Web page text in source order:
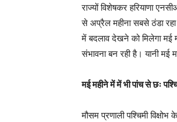
राज्यों विशेषकर हरियाणा
से अप्रैल महीना सबसे ठंडा
में बदलाव देखने को मिलेगा मई
संभावना बन रही है। यानी मई
मई महीने में में भी पांच से छः
मौसम प्रणाली पश्चिमी